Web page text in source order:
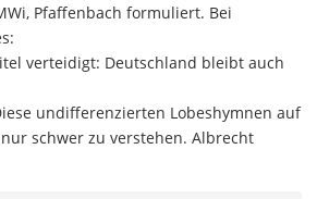
Pfaffenbach formuliert. Bei
verteidigt: Deutschland bleibt auch
undifferenzierten Lobeshymnen auf
schwer zu verstehen. Albrecht